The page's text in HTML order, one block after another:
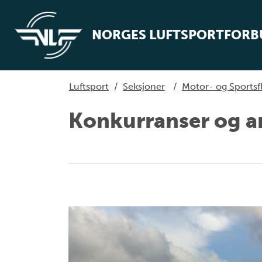
NORGES
Luftsport / Seksjoner / Motor- og
Konkurranser og